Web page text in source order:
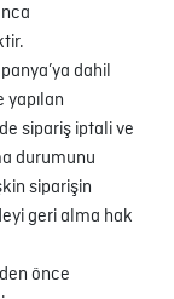
dahil
sipariş iptali ve
durumunu
siparişin
geri alma hak
önce